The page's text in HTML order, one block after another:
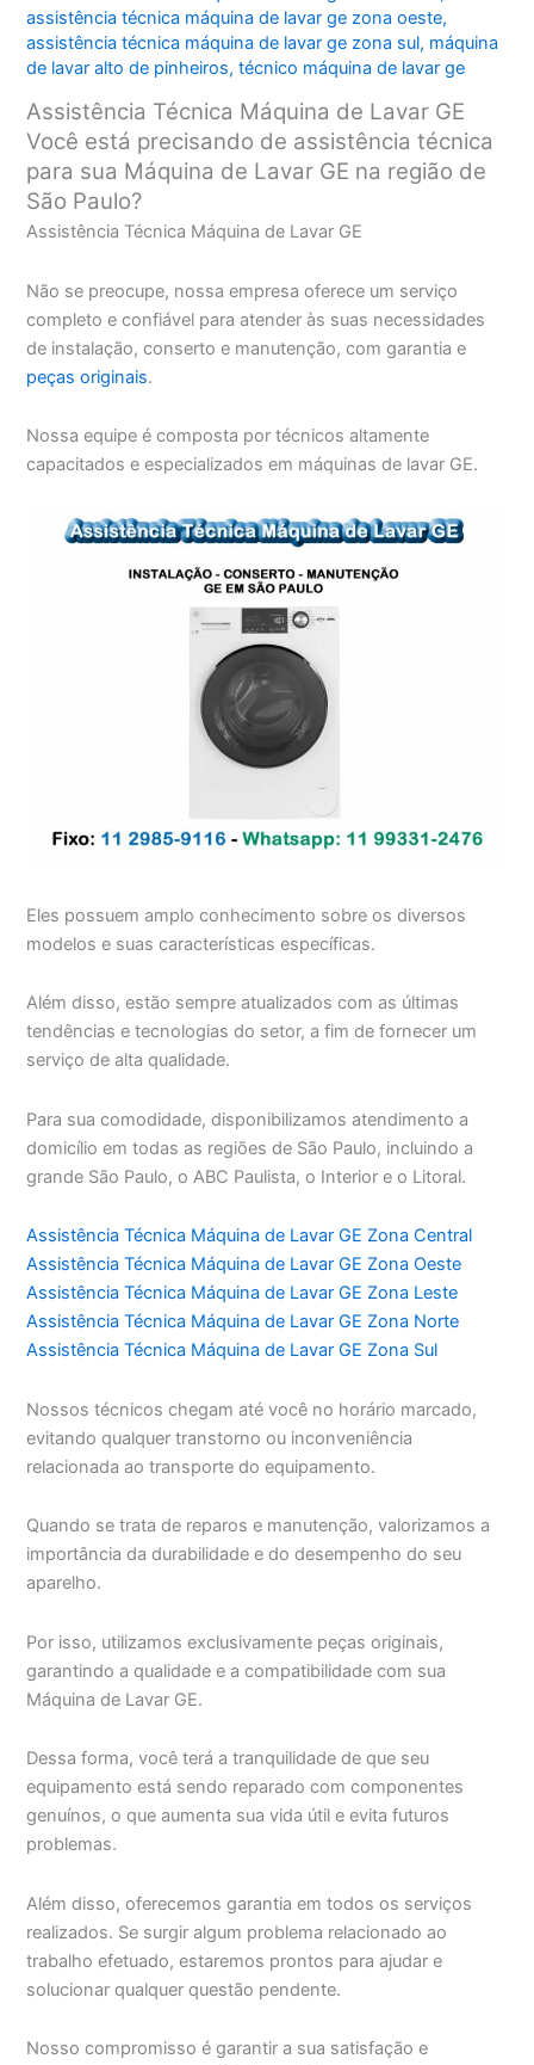
assistência técnica máquina de lavar ge zona oeste,
assistência técnica máquina de lavar ge zona sul, máquina
de lavar alto de pinheiros,técnico máquina de lavar ge
Assistência Técnica Máquina de Lavar GE
Você está precisando de assistência técnica
para sua Máquina de Lavar GE na região de
São Paulo?
Assistência Técnica Máquina de Lavar GE
Não se preocupe, nossa empresa oferece um serviço
completo e confiável para atender às suas necessidades
de instalação, conserto e manutenção, com garantia e
peças originais.
Nossa equipe é composta por técnicos altamente
capacitados e especializados em máquinas de lavar GE.
Eles possuem amplo conhecimento sobre os diversos
modelos e suas características específicas.
Além disso, estão sempre atualizados com as últimas
tendências e tecnologias do setor, a fim de fornecer um
serviço de alta qualidade.
Para sua comodidade, disponibilizamos atendimento a
domicílio em todas as regiões de São Paulo, incluindo a
grande São Paulo, o ABC Paulista, o Interior e o Litoral.
Assistência Técnica Máquina de Lavar GE Zona Central
Assistência Técnica Máquina de Lavar GE Zona Oeste
Assistência Técnica Máquina de Lavar GE Zona Leste
Assistência Técnica Máquina de Lavar GE Zona Norte
Assistência Técnica Máquina de Lavar GE Zona Sul
Nossos técnicos chegam até você no horário marcado,
evitando qualquer transtorno ou inconveniência
relacionada ao transporte do equipamento.
Quando se trata de reparos e manutenção, valorizamos a
importância da durabilidade e do desempenho do seu
aparelho.
Por isso, utilizamos exclusivamente peças originais,
garantindo a qualidade e a compatibilidade com sua
Máquina de Lavar GE.
Dessa forma, você terá a tranquilidade de que seu
equipamento está sendo reparado com componentes
genuínos, o que aumenta sua vida útil e evita futuros
problemas.
Além disso, oferecemos garantia em todos os serviços
realizados. Se surgir algum problema relacionado ao
trabalho efetuado, estaremos prontos para ajudar e
solucionar qualquer questão pendente.
Nosso compromisso é garantir a sua satisfação e